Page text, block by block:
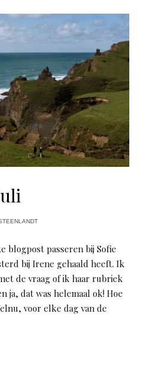
blogpost passeren bij Sofie
bij Irene gehaald heeft. Ik
de vraag of ik haar rubriek
ja, dat was helemaal ok! Hoe
voor elke dag van de